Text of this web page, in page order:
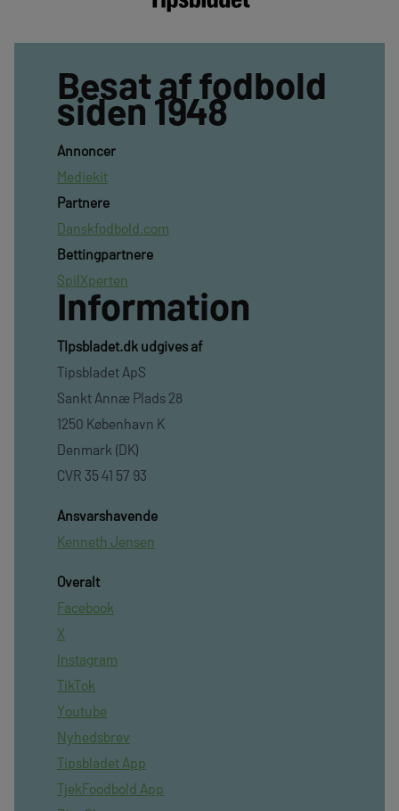
Besat af fodbold
siden 1948
Annoncer
Mediekit
Partnere
Danskfodbold.com
Bettingpartnere
SpilXperten
Information
TIpsbladet.dk udgives af
Tipsbladet ApS
Sankt Annæ Plads 28
1250 København K
Denmark (DK)
CVR 35 41 57 93
Ansvarshavende
Kenneth Jensen
Overalt
Facebook
X
Instagram
TikTok
Youtube
Nyhedsbrev
Tipsbladet App
TjekFoodbold App